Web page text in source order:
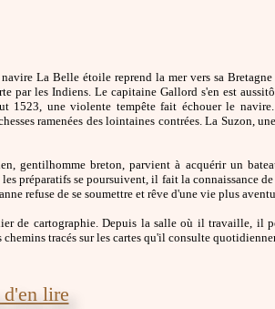
La Belle étoile reprend la mer vers sa
par les Indiens. Le capitaine Gallord s'en est
1523, une violente tempête fait échouer le
ramenées des lointaines contrées. La Suzon,
gentilhomme breton, parvient à acquérir un
préparatifs se poursuivent, il fait la connaissance
refuse de se soumettre et rêve d'une vie plus
de cartographie. Depuis la salle où il travaille, il
tracés sur les cartes qu'il consulte
lire